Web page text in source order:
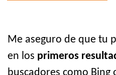
Me aseguro de que tu
en los primeros